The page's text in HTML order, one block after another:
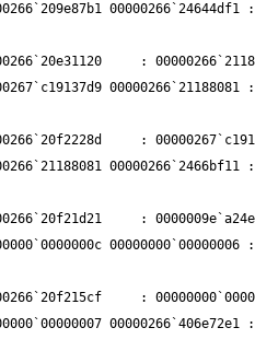
00000266`24644df1 :
:
00000266`21188081 :
:
00000266`2466bf11 :
:
00000000`00000006 :
:
00000266`406e72e1 :